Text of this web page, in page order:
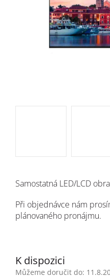
K dispozici
Můžeme doručit do:
Samostatná LED/LCD
Při objednávce nám
plánovaného pronájmu.